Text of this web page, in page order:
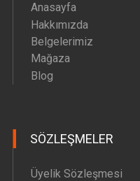
Anasayfa
Hakkımızda
Belgelerimiz
Mağaza
Blog
SÖZLEŞMELER
Üyelik Sözleşmesi